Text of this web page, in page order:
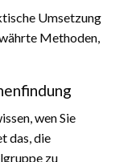
Umsetzung
Methoden,
wen Sie
das, die
zu